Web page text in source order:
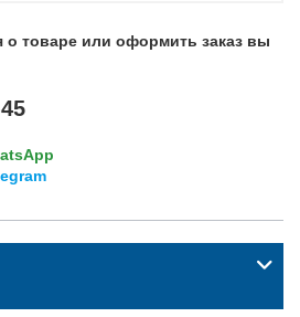
товаре или оформить заказ вы